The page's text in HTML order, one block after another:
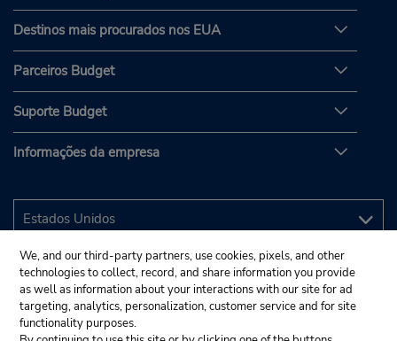
Destinos mais procurados nos EUA
Parceiros Budget
Suporte Budget
Informações da empresa
We, and our third-party partners, use cookies, pixels, and other
technologies to collect, record, and share information you provide
as well as information about your interactions with our site for ad
targeting, analytics, personalization, customer service and for site
functionality purposes.